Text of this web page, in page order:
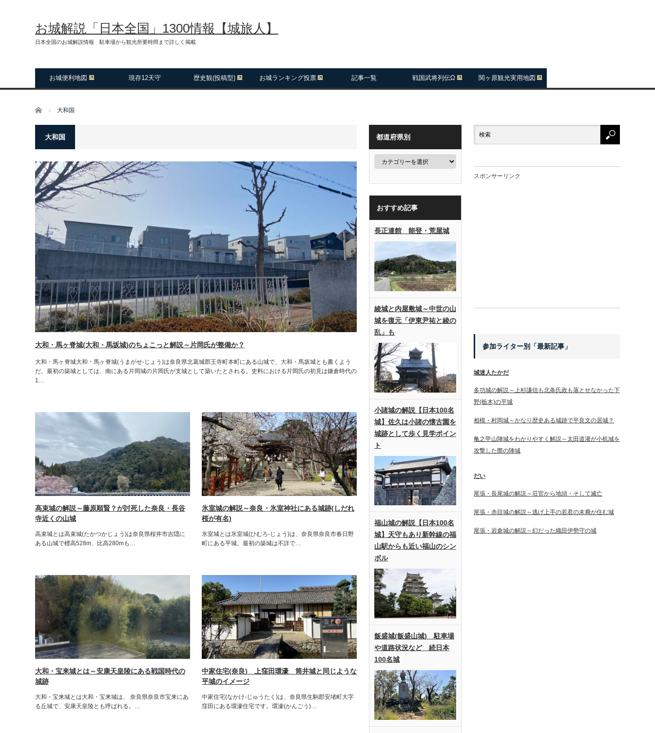
お城解説「日本全国」1300情報【城旅人】
日本全国のお城解説情報 駐車場から観光所要時間まで詳しく掲載
お城便利地図 現存12天守 歴史観(投稿型) お城ランキング投票 記事一覧 戦国武将列伝Ω 関ヶ原観光実用地図
ホーム 大和国
大和国
大和・馬ヶ脊城(大和・馬坂城)のちょこっと解説～片岡氏が整備か？
大和・馬ヶ脊城大和・馬ヶ脊城(うまがせ-じょう)は奈良県北葛城郡王寺町本町にある山城で、大和・馬坂城とも書くよう
だ。最初の築城としては、南にある片岡城の片岡氏が支城として築いたとされる。史料における片岡氏の初見は鎌倉時代の
1…
高束城の解説～藤原順賢？が討死した奈良・長谷
寺近くの山城
高束城とは高束城(たかつかじょう)は奈良県桜井市吉隠に
ある山城で標高528m、比高280mも…
氷室城の解説～奈良・氷室神社にある城跡(しだれ
桜が有名)
氷室城とは氷室城(ひむろ-じょう)は、奈良県奈良市春日野
町にある平城。最初の築城は不詳で…
大和・宝来城とは～安康天皇陵にある戦国時代の
城跡
大和・宝来城とは大和・宝来城は、 奈良県奈良市宝来にあ
る丘城で、安康天皇陵とも呼ばれる。…
中家住宅(奈良) 上窪田環濠 筒井城と同じような
平城のイメージ
中家住宅(なかけ-じゅうたく)は、奈良県生駒郡安堵町大字
窪田にある環濠住宅です。環濠(かんごう)…
都道府県別
おすすめ記事
長正連館 能登・荒屋城
綾城と内屋敷城～中世の山
城を復元「伊東尹祐と綾の
乱」も
小諸城の解説【日本100名
城】佐久は小諸の懐古園を
城跡として歩く見学ポイン
ト
福山城の解説【日本100名
城】天守もあり新幹線の福
山駅からも近い福山のシン
ボル
飯盛城(飯盛山城) 駐車場
や道路状況など 続日本
100名城
スポンサーリンク
参加ライター別「最新記事」
城迷人たかだ
多功城の解説～上杉謙信も北条氏政も落とせなかった下
野(栃木)の平城
相模・村岡城～かなり歴史ある城跡で平良文の居城？
亀之甲山陣城をわかりやすく解説～太田道灌が小机城を
攻撃した際の陣城
だい
尾張・長尾城の解説～荘官から地頭・そして滅亡
尾張・赤目城の解説～逃げ上手の若君の末裔が住む城
尾張・岩倉城の解説～幻だった織田伊勢守の城